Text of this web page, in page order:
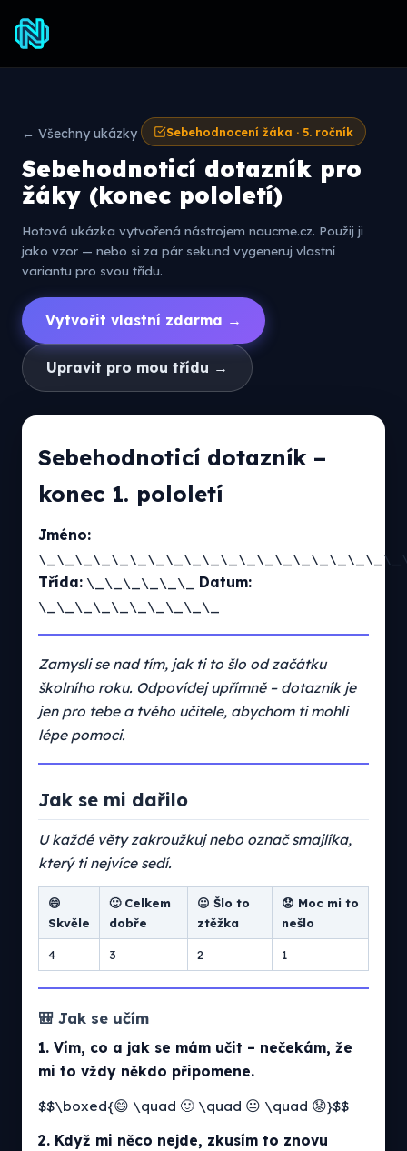
← Všechny ukázky Sebehodnocení žáka · 5. ročník
Sebehodnoticí dotazník pro
žáky (konec pololetí)
Hotová ukázka vytvořená nástrojem naucme.cz. Použij ji
jako vzor — nebo si za pár sekund vygeneruj vlastní
variantu pro svou třídu.
Vytvořit vlastní zdarma →
Upravit pro mou třídu →
Sebehodnoticí dotazník –
konec 1. pololetí
Jméno:
Třída: \_\_\_\_\_\_ Datum:
\_\_\_\_\_\_\_\_\_\_
Zamysli se nad tím, jak ti to šlo od začátku
školního roku. Odpovídej upřímně – dotazník je
jen pro tebe a tvého učitele, abychom ti mohli
lépe pomoci.
Jak se mi dařilo
U každé věty zakroužkuj nebo označ smajlíka,
který ti nejvíce sedí.
😄
Skvěle
🙂 Celkem
dobře
😐 Šlo to
ztěžka
😟 Moc mi to
nešlo
4 3 2 1
🎒 Jak se učím
1. Vím, co a jak se mám učit – nečekám, že
mi to vždy někdo připomene.
$$\boxed{😄 \quad 🙂 \quad 😐 \quad 😟}$$
2. Když mi něco nejde, zkusím to znovu